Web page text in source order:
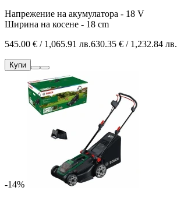
Напрежение на акумулатора - 18 V
Ширина на косене - 18 cm
545.00 € / 1,065.91 лв.630.35 € / 1,232.84 лв.
Купи
-14%